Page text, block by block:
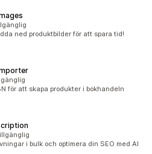
ned produktbilder för att spara tid!
för att skapa produkter i bokhandeln
i bulk och optimera din SEO med AI